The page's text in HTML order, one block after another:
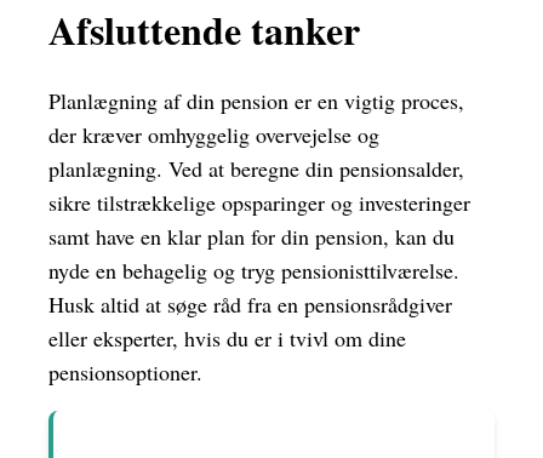
Afsluttende tanker
Planlægning af din pension er en vigtig proces,
der kræver omhyggelig overvejelse og
planlægning. Ved at beregne din pensionsalder,
sikre tilstrækkelige opsparinger og investeringer
samt have en klar plan for din pension, kan du
nyde en behagelig og tryg pensionisttilværelse.
Husk altid at søge råd fra en pensionsrådgiver
eller eksperter, hvis du er i tvivl om dine
pensionsoptioner.